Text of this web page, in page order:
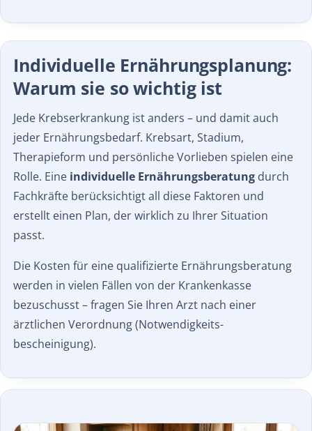
Individuelle Ernährungs­planung:
Warum sie so wichtig ist
Jede Krebserkrankung ist anders – und damit auch
jeder Ernährungsbedarf. Krebsart, Stadium,
Therapieform und persönliche Vorlieben spielen eine
Rolle. Eine individuelle Ernährungsberatung durch
Fachkräfte berücksichtigt all diese Faktoren und
erstellt einen Plan, der wirklich zu Ihrer Situation
passt.
Die Kosten für eine qualifizierte Ernährungsberatung
werden in vielen Fällen von der Krankenkasse
bezuschusst – fragen Sie Ihren Arzt nach einer
ärztlichen Verordnung (Notwendigkeits­
bescheinigung).